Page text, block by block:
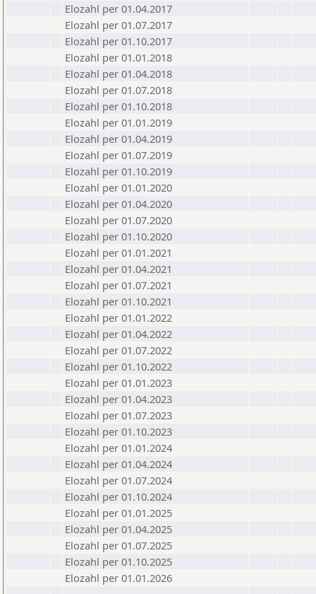
Elozahl per 01.04.2017
Elozahl per 01.07.2017
Elozahl per 01.10.2017
Elozahl per 01.01.2018
Elozahl per 01.04.2018
Elozahl per 01.07.2018
Elozahl per 01.10.2018
Elozahl per 01.01.2019
Elozahl per 01.04.2019
Elozahl per 01.07.2019
Elozahl per 01.10.2019
Elozahl per 01.01.2020
Elozahl per 01.04.2020
Elozahl per 01.07.2020
Elozahl per 01.10.2020
Elozahl per 01.01.2021
Elozahl per 01.04.2021
Elozahl per 01.07.2021
Elozahl per 01.10.2021
Elozahl per 01.01.2022
Elozahl per 01.04.2022
Elozahl per 01.07.2022
Elozahl per 01.10.2022
Elozahl per 01.01.2023
Elozahl per 01.04.2023
Elozahl per 01.07.2023
Elozahl per 01.10.2023
Elozahl per 01.01.2024
Elozahl per 01.04.2024
Elozahl per 01.07.2024
Elozahl per 01.10.2024
Elozahl per 01.01.2025
Elozahl per 01.04.2025
Elozahl per 01.07.2025
Elozahl per 01.10.2025
Elozahl per 01.01.2026